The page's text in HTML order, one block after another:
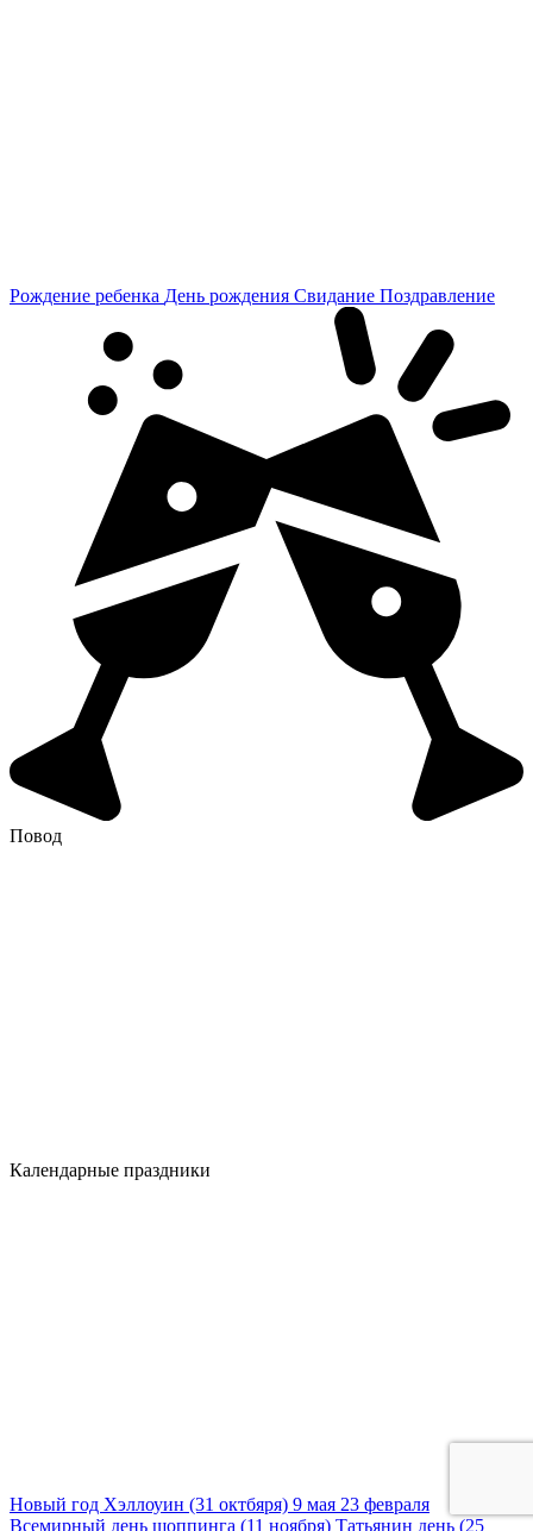
Рождение ребенка День рождения Свидание Поздравление
Повод
Календарные праздники
Новый год Хэллоуин (31 октбяря) 9 мая 23 февраля
Всемирный день шоппинга (11 ноября) Татьянин день (25